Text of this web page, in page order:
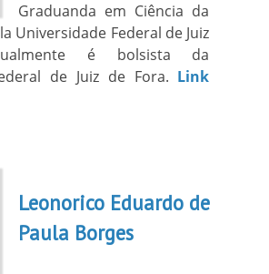
Graduanda em Ciência da
Universidade Federal de Juiz
é bolsista da
de Juiz de Fora. Link
Leonorico Eduardo de
Paula Borges